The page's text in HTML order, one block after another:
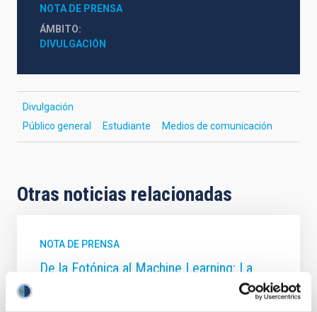
NOTA DE PRENSA
ÁMBITO
DIVULGACIÓN
Divulgación
Público general
Estudiante Medios de comunicación
Otras noticias relacionadas
NOTA DE PRENSA
De la Fotónica al Machine Learning: La